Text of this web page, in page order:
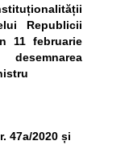
Republicii
11 februarie
47a/2020 și